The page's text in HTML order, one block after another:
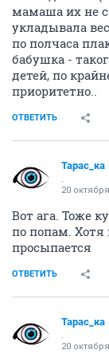
мамаша их не
укладывала
по полчаса
бабушка -
детей, по
приоритетно..
ОТВЕТИТЬ
Тарас_ка
20
Вот ага. Тоже
по попам. Хотя
просыпается
ОТВЕТИТЬ
Тарас_ка
20